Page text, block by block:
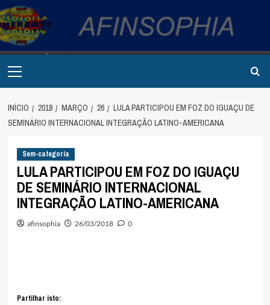
Avançar
para
o
conteúdo
Menu
INÍCIO 2018 MARÇO 26
LULA PARTICIPOU EM FOZ DO IGUAÇU DE
SEMINÁRIO INTERNACIONAL INTEGRAÇÃO LATINO-AMERICANA
Sem-categoria
LULA PARTICIPOU EM FOZ DO IGUAÇU
DE SEMINÁRIO INTERNACIONAL
INTEGRAÇÃO LATINO-AMERICANA
afinsophia 26/03/2018 0
Partilhar isto: